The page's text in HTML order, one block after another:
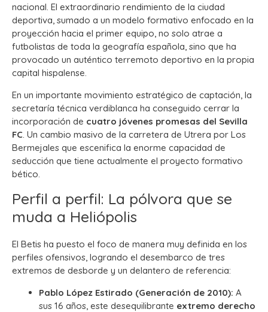
nacional. El extraordinario rendimiento de la ciudad
deportiva, sumado a un modelo formativo enfocado en la
proyección hacia el primer equipo, no solo atrae a
futbolistas de toda la geografía española, sino que ha
provocado un auténtico terremoto deportivo en la propia
capital hispalense.
En un importante movimiento estratégico de captación, la
secretaría técnica verdiblanca ha conseguido cerrar la
incorporación de cuatro jóvenes promesas del Sevilla
FC. Un cambio masivo de la carretera de Utrera por Los
Bermejales que escenifica la enorme capacidad de
seducción que tiene actualmente el proyecto formativo
bético.
Perfil a perfil: La pólvora que se
muda a Heliópolis
El Betis ha puesto el foco de manera muy definida en los
perfiles ofensivos, logrando el desembarco de tres
extremos de desborde y un delantero de referencia:
Pablo López Estirado (Generación de 2010): A
sus 16 años, este desequilibrante extremo derecho